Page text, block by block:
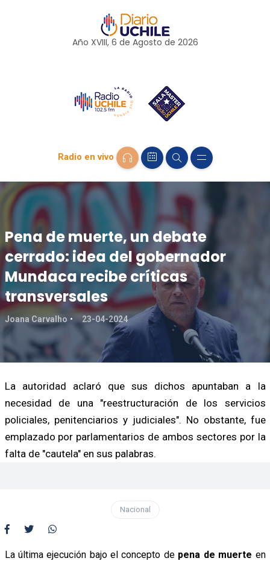
Año XVIII, 6 de Agosto de 2026
Radio en vivo
Pena de muerte, un debate
cerrado: idea del gobernador
Mundaca recibe críticas
transversales
Joana Carvalho 23-04-2024
La autoridad aclaró que sus dichos apuntaban a la
necesidad de una "reestructuración de los servicios
policiales, penitenciarios y judiciales". No obstante, fue
emplazado por parlamentarios de ambos sectores por la
falta de "cautela" en sus palabras.
Nacional
La última ejecución bajo el concepto depena de muerte en